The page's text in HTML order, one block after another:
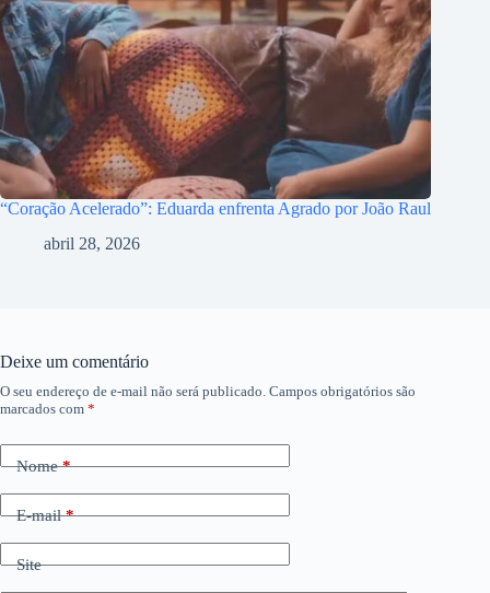
“Coração Acelerado”: Eduarda enfrenta Agrado por João Raul
abril 28, 2026
Deixe um comentário
O seu endereço de e-mail não será publicado. Campos obrigatórios são
marcados com *
Nome*
E-mail*
Site